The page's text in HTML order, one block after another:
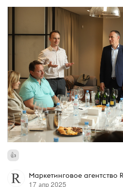
Маркетинговое агентство
17 апр 2025